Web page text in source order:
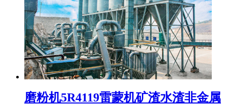
磨粉机5R4119雷蒙机矿渣水渣非金属